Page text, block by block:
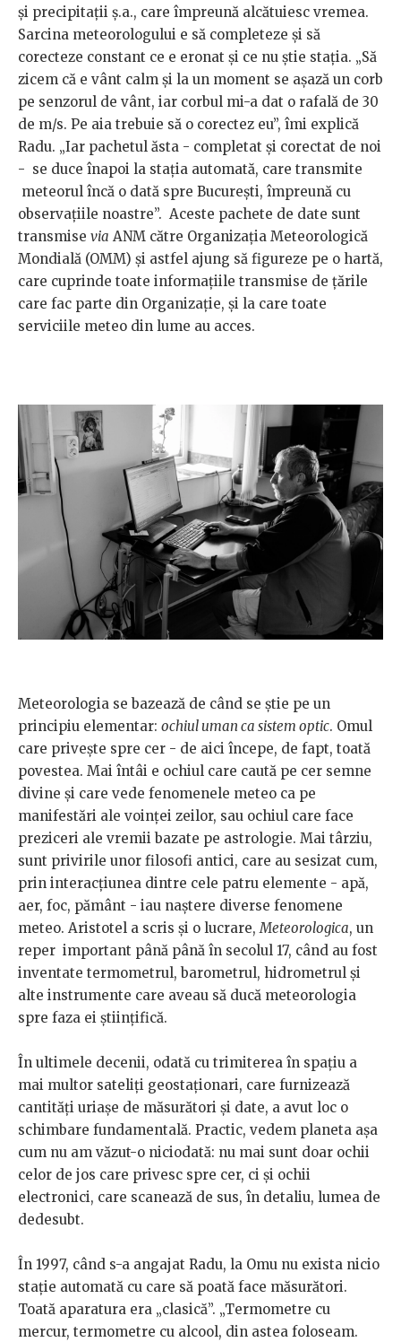
și precipitații ș.a., care împreună alcătuiesc vremea.
Sarcina meteorologului e să completeze și să
corecteze constant ce e eronat și ce nu știe stația. „Să
zicem că e vânt calm și la un moment se așază un corb
pe senzorul de vânt, iar corbul mi-a dat o rafală de 30
de m/s. Pe aia trebuie să o corectez eu”, îmi explică
Radu. „Iar pachetul ăsta - completat și corectat de noi
- se duce înapoi la stația automată, care transmite
meteorul încă o dată spre București, împreună cu
observațiile noastre”. Aceste pachete de date sunt
transmise via ANM către Organizația Meteorologică
Mondială (OMM) și astfel ajung să figureze pe o hartă,
care cuprinde toate informațiile transmise de țările
care fac parte din Organizație, și la care toate
serviciile meteo din lume au acces.
Meteorologia se bazează de când se știe pe un
principiu elementar: ochiul uman ca sistem optic. Omul
care privește spre cer - de aici începe, de fapt, toată
povestea. Mai întâi e ochiul care caută pe cer semne
divine și care vede fenomenele meteo ca pe
manifestări ale voinței zeilor, sau ochiul care face
preziceri ale vremii bazate pe astrologie. Mai târziu,
sunt privirile unor filosofi antici, care au sesizat cum,
prin interacțiunea dintre cele patru elemente - apă,
aer, foc, pământ - iau naștere diverse fenomene
meteo. Aristotel a scris și o lucrare,Meteorologica, un
reper important până până în secolul 17, când au fost
inventate termometrul, barometrul, hidrometrul și
alte instrumente care aveau să ducă meteorologia
spre faza ei științifică.
În ultimele decenii, odată cu trimiterea în spațiu a
mai multor sateliți geostaționari, care furnizează
cantități uriașe de măsurători și date, a avut loc o
schimbare fundamentală. Practic, vedem planeta așa
cum nu am văzut-o niciodată: nu mai sunt doar ochii
celor de jos care privesc spre cer, ci și ochii
electronici, care scanează de sus, în detaliu, lumea de
dedesubt.
În 1997, când s-a angajat Radu, la Omu nu exista nicio
stație automată cu care să poată face măsurători.
Toată aparatura era „clasică”. „Termometre cu
mercur, termometre cu alcool, din astea foloseam.